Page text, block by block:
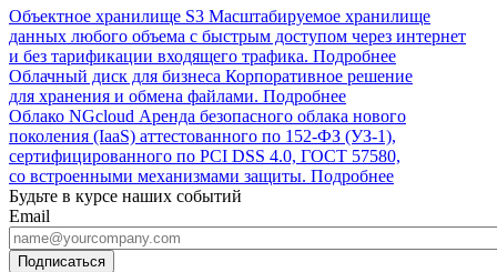
Объектное хранилище S3 Масштабируемое хранилище
данных любого объема с быстрым доступом через интернет
и без тарификации входящего трафика. Подробнее
Облачный диск для бизнеса Корпоративное решение
для хранения и обмена файлами. Подробнее
Облако NGcloud Аренда безопасного облака нового
поколения (IaaS) аттестованного по 152-ФЗ (УЗ-1),
сертифицированного по PCI DSS 4.0, ГОСТ 57580,
со встроенными механизмами защиты. Подробнее
Будьте в курсе наших событий
Email